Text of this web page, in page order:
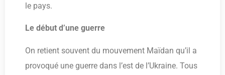
le pays.
Le début d’une guerre
On retient souvent du mouvement Maïdan qu’il a
provoqué une guerre dans l’est de l’Ukraine. Tous